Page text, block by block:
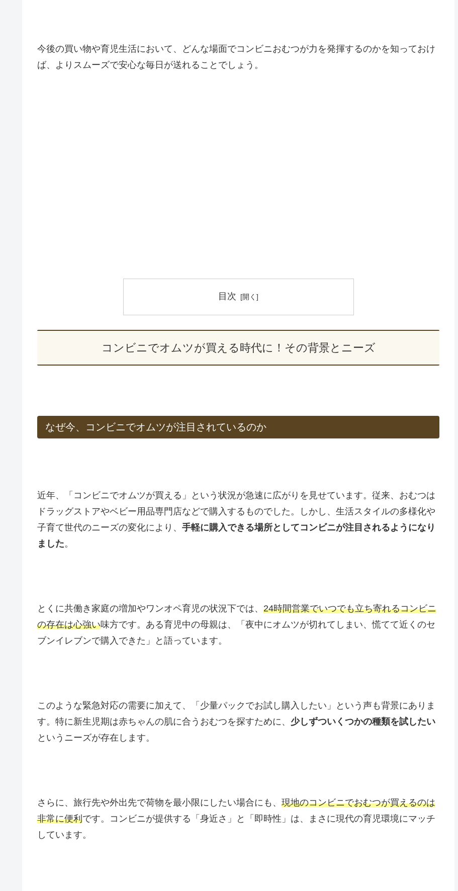
今後の買い物や育児生活において、どんな場面でコンビニおむつが力を発揮するのかを知っておけ
ば、よりスムーズで安心な毎日が送れることでしょう。
目次
コンビニでオムツが買える時代に！その背景とニーズ
なぜ今、コンビニでオムツが注目されているのか
近年、「コンビニでオムツが買える」という状況が急速に広がりを見せています。従来、おむつは
ドラッグストアやベビー用品専門店などで購入するものでした。しかし、生活スタイルの多様化や
子育て世代のニーズの変化により、 手軽に購入できる場所としてコンビニが注目されるようになり
ました。
とくに共働き家庭の増加やワンオペ育児の状況下では、 24時間営業でいつでも立ち寄れるコンビニ
の存在は心強い味方です。ある育児中の母親は、「夜中にオムツが切れてしまい、慌てて近くのセ
ブンイレブンで購入できた」と語っています。
このような緊急対応の需要に加えて、「少量パックでお試し購入したい」という声も背景にありま
す。特に新生児期は赤ちゃんの肌に合うおむつを探すために、 少しずついくつかの種類を試したい
というニーズが存在します。
さらに、旅行先や外出先で荷物を最小限にしたい場合にも、 現地のコンビニでおむつが買えるのは
非常に便利です。コンビニが提供する「身近さ」と「即時性」は、まさに現代の育児環境にマッチ
しています。